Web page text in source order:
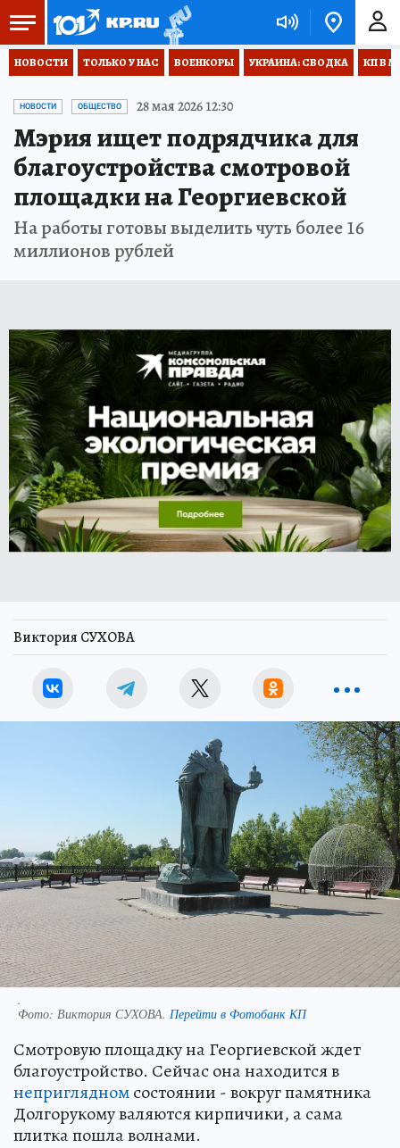
НОВОСТИ ТОЛЬКО У НАС ВОЕНКОРЫ УКРАИНА: СВОДКА КП В
НОВОСТИ ОБЩЕСТВО 28 мая 2026 12:30
Мэрия ищет подрядчика для
благоустройства смотровой
площадки на Георгиевской
На работы готовы выделить чуть более 16
миллионов рублей
Виктория СУХОВА
.
Фото: Виктория СУХОВА. Перейти в Фотобанк КП
Смотровую площадку на Георгиевской ждет
благоустройство. Сейчас она находится в
неприглядномсостоянии - вокруг памятника
Долгорукому валяются кирпичики, а сама
плитка пошла волнами.